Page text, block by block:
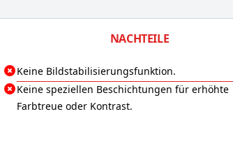
NACHTEILE
Keine Bildstabilisierungsfunktion.
Keine speziellen Beschichtungen für erhöhte
Farbtreue oder Kontrast.